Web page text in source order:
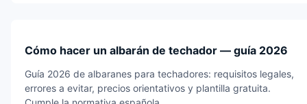
Cómo hacer un albarán de techador — guía 2026
Guía 2026 de albaranes para techadores: requisitos legales,
errores a evitar, precios orientativos y plantilla gratuita.